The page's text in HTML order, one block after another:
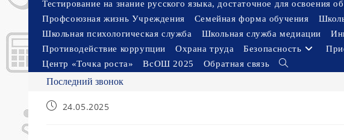
Тестирование на знание русского языка, достаточное для
Профсоюзная жизнь Учреждения
Семейная форма обучения
Школьная психологическая служба
Школьная служба медиации
Противодействие коррупции
Охрана труда Безопасность
Центр «Точка роста»
ВсОШ 2025 Обратная связь
Переключить
Последний звонок
Запись24.05.2025